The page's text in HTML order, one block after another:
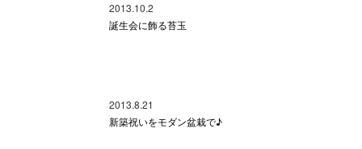
2013.10.2
誕生会に飾る苔玉
2013.8.21
新築祝いをモダン盆栽で♪